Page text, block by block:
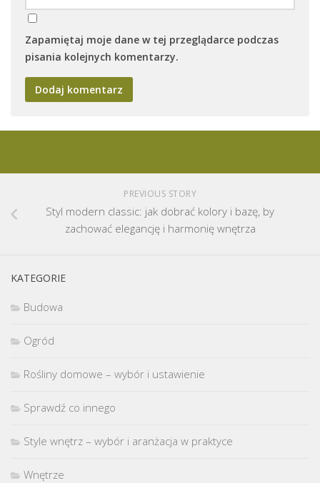
Zapamiętaj moje dane w tej przeglądarce podczas
pisania kolejnych komentarzy.
PREVIOUS STORY
Styl modern classic: jak dobrać kolory i bazę, by
zachować elegancję i harmonię wnętrza
KATEGORIE
Budowa
Ogród
Rośliny domowe – wybór i ustawienie
Sprawdź co innego
Style wnętrz – wybór i aranżacja w praktyce
Wnętrze